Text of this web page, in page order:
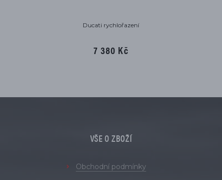
Ducati rychlořazení
7 380 Kč
VŠE O ZBOŽÍ
Obchodní podmínky